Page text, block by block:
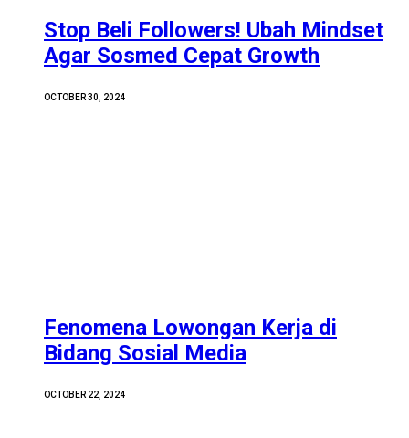
Stop Beli Followers! Ubah Mindset
Agar Sosmed Cepat Growth
OCTOBER 30, 2024
Fenomena Lowongan Kerja di
Bidang Sosial Media
OCTOBER 22, 2024